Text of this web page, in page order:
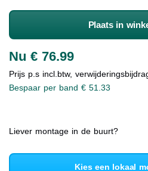
Plaats in
Nu € 76.99
Prijs p.s incl.btw,
Bespaar per band € 51.33
Liever montage in de buurt?
Kies een lokaal